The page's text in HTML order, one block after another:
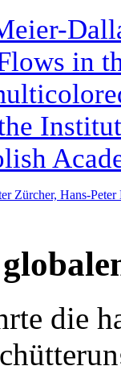
in
Zürcher, Hans-
die